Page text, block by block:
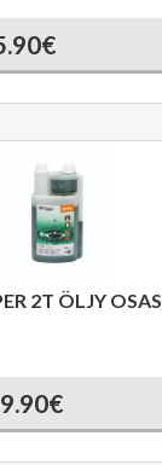
2T ÖLJY